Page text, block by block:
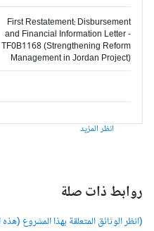
First Restatement: Disbursement
and Financial Information Letter -
TF0B1168 (Strengthening Reform
Management in Jordan Project)
انظر المزيد
روابط ذات صلة
(انظر الوثائق المتعلقة بهذا المشروع (هذه